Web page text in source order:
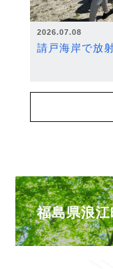
2026.07.08
請戸海岸で放
福島県浪